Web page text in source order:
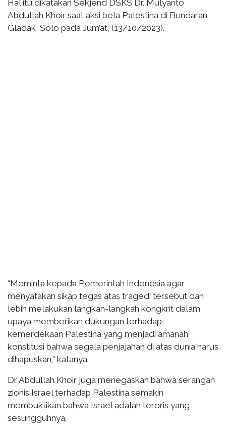
Hal itu dikatakan Sekjend DSKS Dr. Mulyanto
Abdullah Khoir saat aksi bela Palestina di Bundaran
Gladak, Solo pada Jum’at, (13/10/2023).
“Meminta kepada Pemerintah Indonesia agar
menyatakan sikap tegas atas tragedi tersebut dan
lebih melakukan langkah-langkah kongkrit dalam
upaya memberikan dukungan terhadap
kemerdekaan Palestina yang menjadi amanah
konstitusi bahwa segala penjajahan di atas dunia harus
dihapuskan,” katanya.
Dr Abdullah Khoir juga menegaskan bahwa serangan
zionis Israel terhadap Palestina semakin
membuktikan bahwa Israel adalah teroris yang
sesungguhnya.